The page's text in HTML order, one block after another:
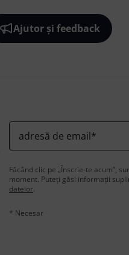
Ajutor și feedback
adresă de email*
Făcând clic pe „Înscrie-te acum”,
moment. Puteți găsi informații
datelor.
* Necesar